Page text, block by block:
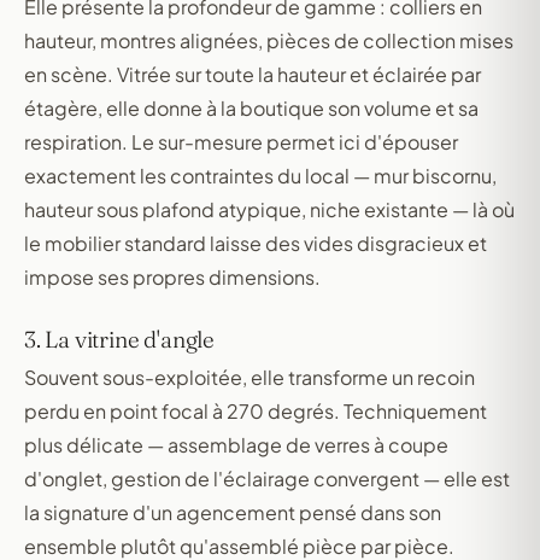
Elle présente la profondeur de gamme : colliers en
hauteur, montres alignées, pièces de collection mises
en scène. Vitrée sur toute la hauteur et éclairée par
étagère, elle donne à la boutique son volume et sa
respiration. Le sur-mesure permet ici d'épouser
exactement les contraintes du local — mur biscornu,
hauteur sous plafond atypique, niche existante — là où
le mobilier standard laisse des vides disgracieux et
impose ses propres dimensions.
3. La vitrine d'angle
Souvent sous-exploitée, elle transforme un recoin
perdu en point focal à 270 degrés. Techniquement
plus délicate — assemblage de verres à coupe
d'onglet, gestion de l'éclairage convergent — elle est
la signature d'un agencement pensé dans son
ensemble plutôt qu'assemblé pièce par pièce.